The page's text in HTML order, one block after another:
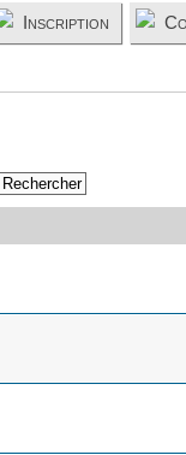
Inscription